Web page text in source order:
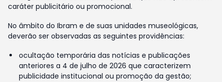
caráter publicitário ou promocional.
No âmbito do Ibram e de suas unidades museológicas,
deverão ser observadas as seguintes providências:
ocultação temporária das notícias e publicações
anteriores a 4 de julho de 2026 que caracterizem
publicidade institucional ou promoção da gestão;